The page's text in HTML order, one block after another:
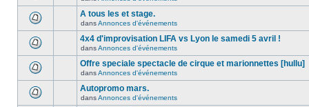
A tous les et stage.
dansAnnonces d'événements
4x4 d'improvisation LIFA vs Lyon le samedi 5 avril !
dansAnnonces d'événements
Offre speciale spectacle de cirque et marionnettes [hullu]
dansAnnonces d'événements
Autopromo mars.
dansAnnonces d'événements